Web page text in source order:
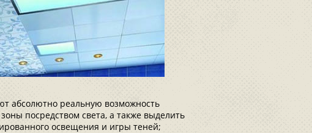
абсолютно реальную возможность
посредством света, а также выделить
освещения и игры теней;